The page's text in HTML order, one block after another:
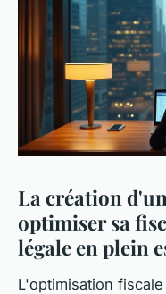
La création
optimiser sa
légale en plein
L'optimisation